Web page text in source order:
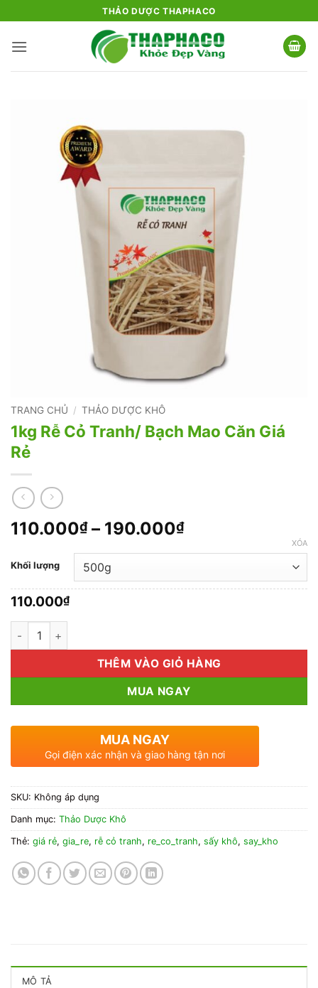
qua
nội
THẢO DƯỢC THAPHACO
TRANG CHỦ / THẢO DƯỢC KHÔ
1kg Rễ Cỏ Tranh/ Bạch Mao Căn Giá
Rẻ
110.000₫ – 190.000₫Khoảng
110.000₫
đến
Khối lượng
XÓA
110.000₫
1kg Rễ Cỏ Tranh/ Bạch Mao Căn Giá Rẻ số lượng
THÊM VÀO GIỎ HÀNG
MUA NGAY
MUA NGAY
Gọi điện xác nhận và giao hàng tận nơi
SKU: Không áp dụng
Danh mục: Thảo Dược Khô
Thẻ: giá rẻ, gia_re, rễ cỏ tranh, re_co_tranh, sấy khô, say_kho
MÔ TẢ